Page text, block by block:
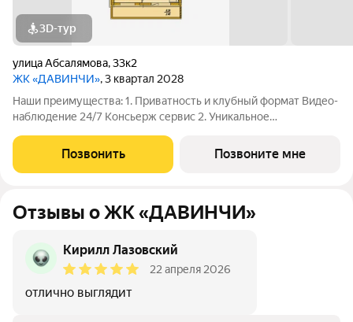
3D-тур
улица Абсалямова,33к2
ЖК «ДАВИНЧИ», 3 квартал 2028
Наши преимущества: 1. Приватность и клубный формат Видео-
наблюдение 24/7 Консьерж сервис 2. Уникальное
этаже Библиотека Спортивная зона Детский уголок 3.
Комфортный паркинг Закрытый паркинг на 1
Позвонить Позвоните мне
Отзывы о ЖК «ДАВИНЧИ»
Кирилл Лазовский
22 апреля 2026
отлично выглядит